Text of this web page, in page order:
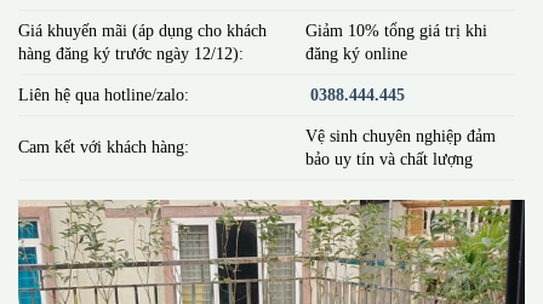
Giá khuyến mãi (áp dụng cho khách
hàng đăng ký trước ngày 12/12):
Giảm 10% tổng giá trị khi
đăng ký online
Liên hệ qua hotline/zalo: 0388.444.445
Cam kết với khách hàng:
Vệ sinh chuyên nghiệp đảm
bảo uy tín và chất lượng